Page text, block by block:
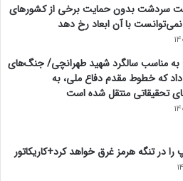
سردشت بدون حمایت برخی از کشورهای
با آن ابعاد رخ دهد
به مناسب سالگرد شهید طهرانچی/ جنگ‌های
که خطوط مقدم دفاع ملی، به
تحقیقاتی منتقل شده است
را در تنگه هرمز غرق خواهد کرد+کاریکاتور